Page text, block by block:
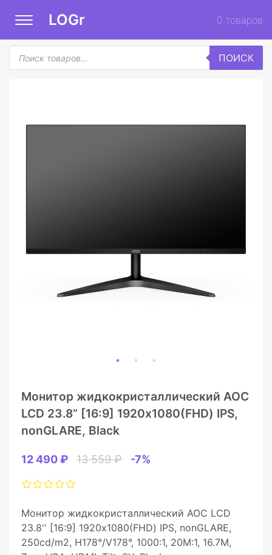
LOGr 0 товаров
Поиск
товаров
ПОИСК
Монитор жидкокристаллический AOC
LCD 23.8” [16:9] 1920х1080(FHD) IPS,
nonGLARE, Black
12 490 ₽ 13 559 ₽ -7%
Монитор жидкокристаллический AOC LCD
23.8'' [16:9] 1920х1080(FHD) IPS, nonGLARE,
250cd/m2, H178°/V178°, 1000:1, 20М:1, 16.7M,